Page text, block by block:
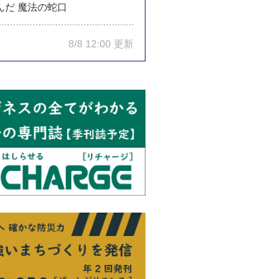
だ 魔法の蛇口
8/8 12:00 更新